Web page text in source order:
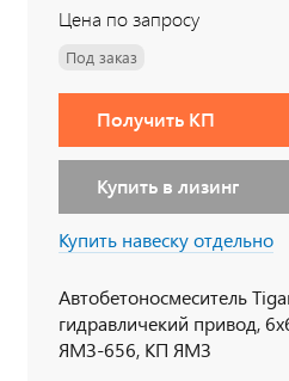
Цена по запросу
Под заказ
Получить КП
Купить в лизинг
Купить навеску отдельно
Автобетоносмеситель
гидравличекий привод,
ЯМЗ-656, КП ЯМЗ